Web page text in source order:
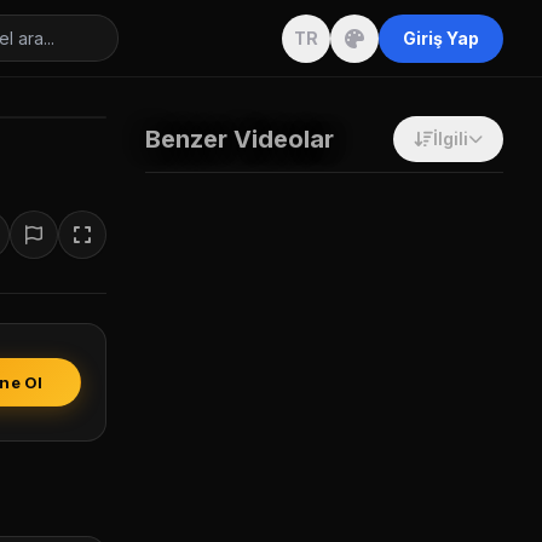
TR Giriş Yap
Ol
Benzer Videolar İlgili